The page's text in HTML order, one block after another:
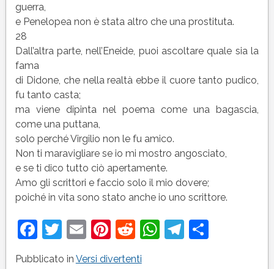
guerra,
e Penelopea non è stata altro che una prostituta.
28
Dall’altra parte, nell’Eneide, puoi ascoltare quale sia la
fama
di Didone, che nella realtà ebbe il cuore tanto pudico,
fu tanto casta;
ma viene dipinta nel poema come una bagascia,
come una puttana,
solo perché Virgilio non le fu amico.
Non ti maravigliare se io mi mostro angosciato,
e se ti dico tutto ciò apertamente.
Amo gli scrittori e faccio solo il mio dovere;
poiché in vita sono stato anche io uno scrittore.
Facebook
Twitter
EmailPinterest
Reddit
WhatsApp
Telegram
Pubblicato in Versi divertenti